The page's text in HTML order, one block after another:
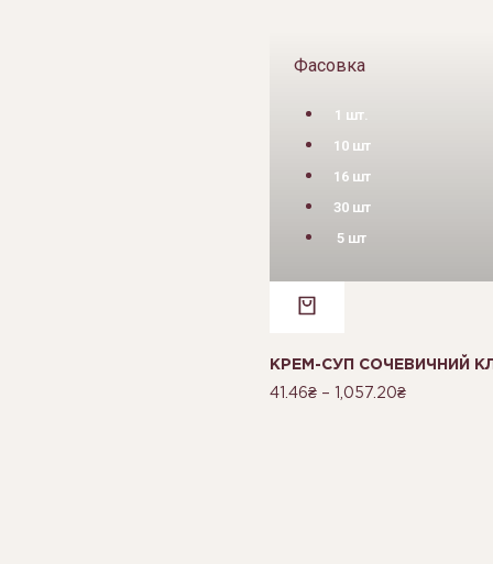
Фасовка
1 шт.
10 шт
16 шт
30 шт
5 шт
КРЕМ-СУП СОЧЕВИЧНИЙ
41.46₴– 1,057.20₴